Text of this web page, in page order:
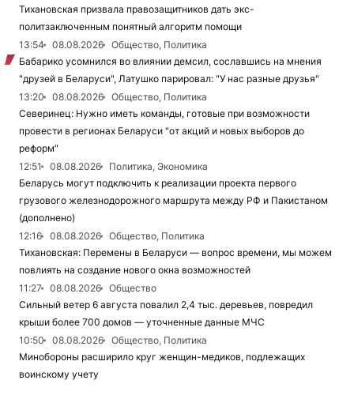
Тихановская призвала правозащитников дать экс-
политзаключенным понятный алгоритм помощи
13:54
08.08.2026
Общество, Политика
Бабарико усомнился во влиянии демсил, сославшись на мнения
"друзей в Беларуси", Латушко парировал: "У нас разные друзья"
13:20
08.08.2026
Общество, Политика
Северинец: Нужно иметь команды, готовые при возможности
провести в регионах Беларуси "от акций и новых выборов до
реформ"
12:51
08.08.2026
Политика, Экономика
Беларусь могут подключить к реализации проекта первого
грузового железнодорожного маршрута между РФ и Пакистаном
(дополнено)
12:16
08.08.2026
Общество, Политика
Тихановская: Перемены в Беларуси — вопрос времени, мы можем
повлиять на создание нового окна возможностей
11:27
08.08.2026
Общество
Сильный ветер 6 августа повалил 2,4 тыс. деревьев, повредил
крыши более 700 домов — уточненные данные МЧС
10:50
08.08.2026
Общество, Политика
Минобороны расширило круг женщин-медиков, подлежащих
воинскому учету